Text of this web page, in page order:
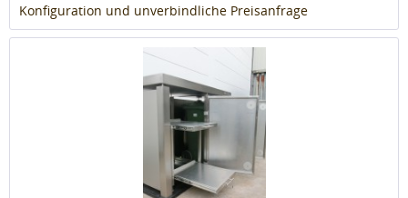
Konfiguration und unverbindliche Preisanfrage